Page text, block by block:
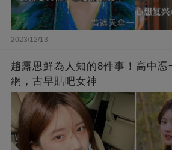
2023/12/13
趙露思鮮為人知的8件事！高中憑
網，古早貼吧女神